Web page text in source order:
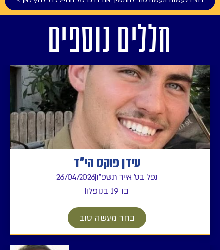
חללים נוספים
עידן פוקס הי"ד
נפל בט' אייר תשפ"ו26/04/2026
בן 19 בנופלו
בחר מעשה טוב